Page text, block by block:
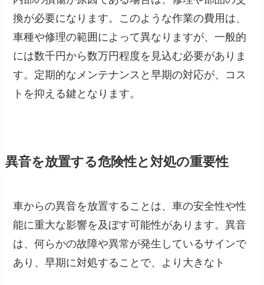
換が必要になります。このような作業の費用は、
車種や修理の範囲によって異なりますが、一般的
には数千円から数万円程度を見込む必要がありま
す。定期的なメンテナンスと早期の対応が、コス
トを抑える鍵となります。
異音を放置する危険性と対処の重要性
車からの異音を放置することは、車の安全性や性
能に重大な影響を及ぼす可能性があります。異音
は、何らかの故障や異常が発生しているサインで
あり、早期に対処することで、より大きなト